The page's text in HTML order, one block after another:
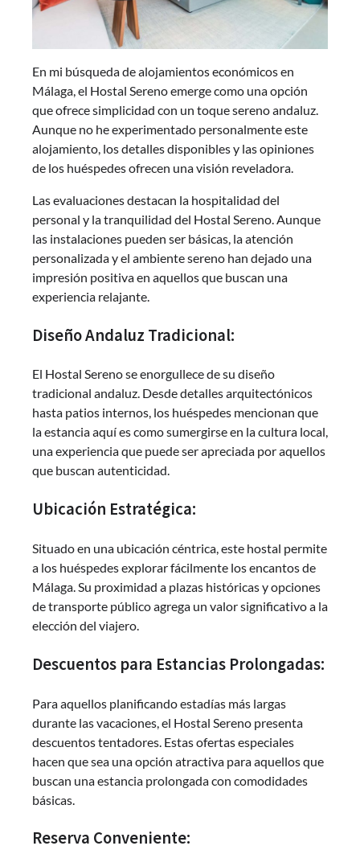
En mi búsqueda de alojamientos económicos en
Málaga, el Hostal Sereno emerge como una opción
que ofrece simplicidad con un toque sereno andaluz.
Aunque no he experimentado personalmente este
alojamiento, los detalles disponibles y las opiniones
de los huéspedes ofrecen una visión reveladora.
Las evaluaciones destacan la hospitalidad del
personal y la tranquilidad del Hostal Sereno. Aunque
las instalaciones pueden ser básicas, la atención
personalizada y el ambiente sereno han dejado una
impresión positiva en aquellos que buscan una
experiencia relajante.
Diseño Andaluz Tradicional:
El Hostal Sereno se enorgullece de su diseño
tradicional andaluz. Desde detalles arquitectónicos
hasta patios internos, los huéspedes mencionan que
la estancia aquí es como sumergirse en la cultura local,
una experiencia que puede ser apreciada por aquellos
que buscan autenticidad.
Ubicación Estratégica:
Situado en una ubicación céntrica, este hostal permite
a los huéspedes explorar fácilmente los encantos de
Málaga. Su proximidad a plazas históricas y opciones
de transporte público agrega un valor significativo a la
elección del viajero.
Descuentos para Estancias Prolongadas:
Para aquellos planificando estadías más largas
durante las vacaciones, el Hostal Sereno presenta
descuentos tentadores. Estas ofertas especiales
hacen que sea una opción atractiva para aquellos que
buscan una estancia prolongada con comodidades
básicas.
Reserva Conveniente: